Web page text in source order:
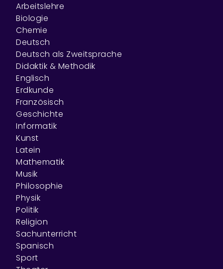
Arbeitslehre
Biologie
Chemie
Deutsch
Deutsch als Zweitsprache
Didaktik & Methodik
Englisch
Erdkunde
Französisch
Geschichte
Informatik
Kunst
Latein
Mathematik
Musik
Philosophie
Physik
Politik
Religion
Sachunterricht
Spanisch
Sport